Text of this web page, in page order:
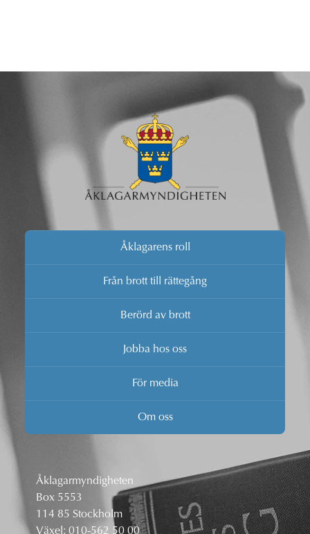
Åklagarens roll
Från brott till rättegång
Berörd av brott
Jobba hos oss
För media
Om oss
Åklagarmyndigheten
Box 5553
114 85 Stockholm
Växel: 010-562 50 00